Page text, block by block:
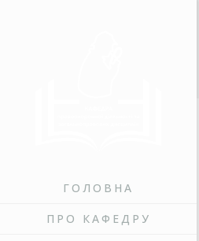
ГОЛОВНА
ПРО КАФЕДРУ